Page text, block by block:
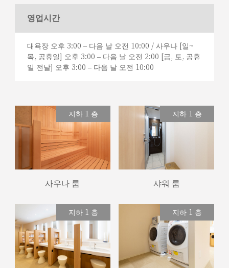
영업시간
대욕장 오후 3:00 – 다음 날 오전 10:00 / 사우나 [일~
목, 공휴일] 오후 3:00 – 다음 날 오전 2:00 [금, 토, 공휴
일 전날] 오후 3:00 – 다음 날 오전 10:00
지하 1 층
사우나 룸
지하 1 층
샤워 룸
지하 1 층 지하 1 층